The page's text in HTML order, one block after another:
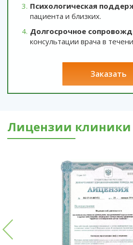
Психологическая
пациента и близких.
Долгосрочное
консультации врача в
заказать
Лицензии клиники